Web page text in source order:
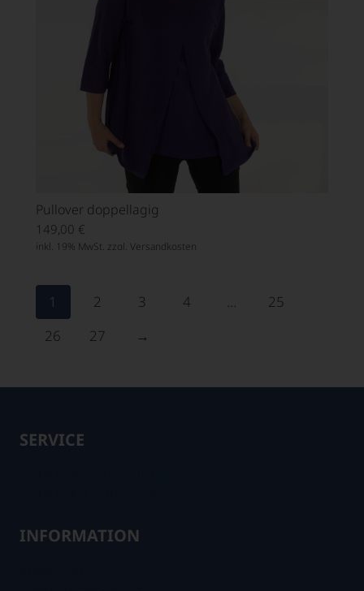
Pullover doppellagig
149,00 €
inkl. 19% MwSt. zzgl. Versandkosten
1 2 3 4 …
25
26
27 →
SERVICE
INFORMATION